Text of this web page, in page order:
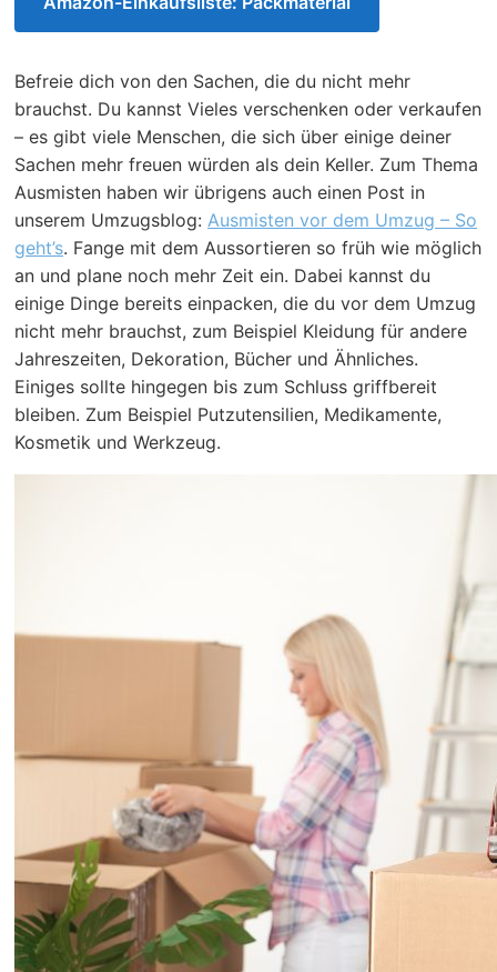
Befreie dich von den Sachen, die du nicht mehr
brauchst. Du kannst Vieles verschenken oder verkaufen
– es gibt viele Menschen, die sich über einige deiner
Sachen mehr freuen würden als dein Keller. Zum Thema
Ausmisten haben wir übrigens auch einen Post in
unserem Umzugsblog: Ausmisten vor dem Umzug – So
geht’s. Fange mit dem Aussortieren so früh wie möglich
an und plane noch mehr Zeit ein. Dabei kannst du
einige Dinge bereits einpacken, die du vor dem Umzug
nicht mehr brauchst, zum Beispiel Kleidung für andere
Jahreszeiten, Dekoration, Bücher und Ähnliches.
Einiges sollte hingegen bis zum Schluss griffbereit
bleiben. Zum Beispiel Putzutensilien, Medikamente,
Kosmetik und Werkzeug.